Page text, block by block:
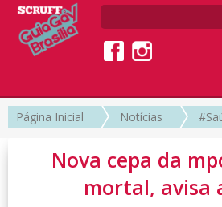
Página Inicial Notícias
Nova cepa da
mortal, avisa